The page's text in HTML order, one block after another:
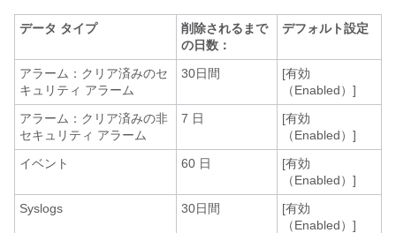
データ タイプ
削除されるまで
の日数：
デフォルト設定
アラーム：クリア済みのセ
キュリティ アラーム
30日間
[有効
（Enabled）]
アラーム：クリア済みの非
セキュリティ アラーム
7 日
[有効
（Enabled）]
イベント
60 日
[有効
（Enabled）]
Syslogs
30日間
[有効
（Enabled）]